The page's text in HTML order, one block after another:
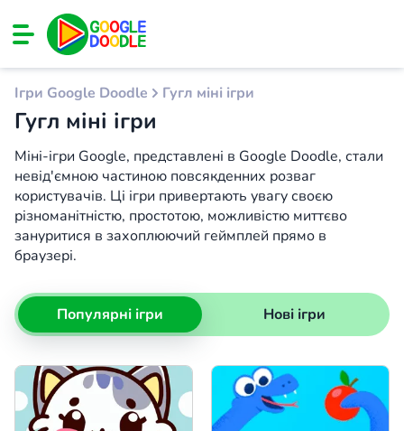
Ігри Google Doodle Гугл міні ігри
Гугл міні ігри
Міні-ігри Google, представлені в Google Doodle, стали
невід'ємною частиною повсякденних розваг
користувачів. Ці ігри привертають увагу своєю
різноманітністю, простотою, можливістю миттєво
зануритися в захоплюючий геймплей прямо в
браузері.
Популярні ігри Нові ігри